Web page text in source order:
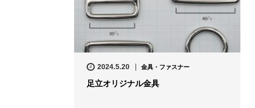
2024.5.20 金具・ファスナー
足立オリジナル金具